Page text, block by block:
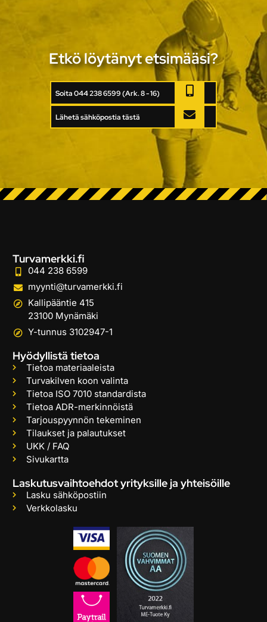
Etkö löytänyt etsimääsi?
Soita 044 238 6599 (Ark. 8 - 16)
Lähetä sähköpostia tästä
Turvamerkki.fi
044 238 6599
myynti@turvamerkki.fi
Kallipääntie 415
23100 Mynämäki
Y-tunnus 3102947-1
Hyödyllistä tietoa
Tietoa materiaaleista
Turvakilven koon valinta
Tietoa ISO 7010 standardista
Tietoa ADR-merkinnöistä
Tarjouspyynnön tekeminen
Tilaukset ja palautukset
UKK / FAQ
Sivukartta
Laskutusvaihtoehdot yrityksille ja yhteisöille
Lasku sähköpostiin
Verkkolasku